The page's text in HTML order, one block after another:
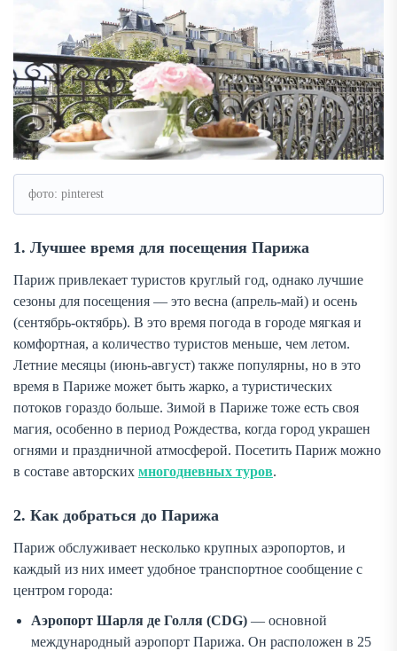
фото: pinterest
1. Лучшее время для посещения Парижа
Париж привлекает туристов круглый год, однако лучшие
сезоны для посещения — это весна (апрель-май) и осень
(сентябрь-октябрь). В это время погода в городе мягкая и
комфортная, а количество туристов меньше, чем летом.
Летние месяцы (июнь-август) также популярны, но в это
время в Париже может быть жарко, а туристических
потоков гораздо больше. Зимой в Париже тоже есть своя
магия, особенно в период Рождества, когда город украшен
огнями и праздничной атмосферой. Посетить Париж можно
в составе авторских многодневных туров.
2. Как добраться до Парижа
Париж обслуживает несколько крупных аэропортов, и
каждый из них имеет удобное транспортное сообщение с
центром города:
Аэропорт Шарля де Голля (CDG) — основной
международный аэропорт Парижа. Он расположен в 25